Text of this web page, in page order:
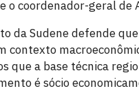
o coordenador-geral de
da Sudene defende
contexto
que a base técnica
é sócio